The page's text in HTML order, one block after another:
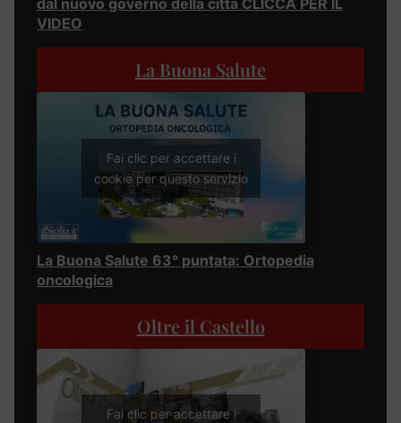
dal nuovo governo della città CLICCA PER IL
VIDEO
La Buona Salute
Fai clic per accettare i
cookie per questo servizio
La Buona Salute 63° puntata: Ortopedia
oncologica
Oltre il Castello
Fai clic per accettare i